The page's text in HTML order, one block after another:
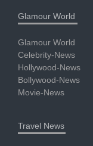
Glamour World
Glamour World
Celebrity-News
Hollywood-News
Bollywood-News
Movie-News
Travel News